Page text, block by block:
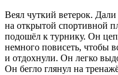
Веял чуткий ветерок.
на открытой спортивной
подошёл к турнику. Он
немного повисеть, чтобы
и отдохнули. Он легко
Он бегло глянул на